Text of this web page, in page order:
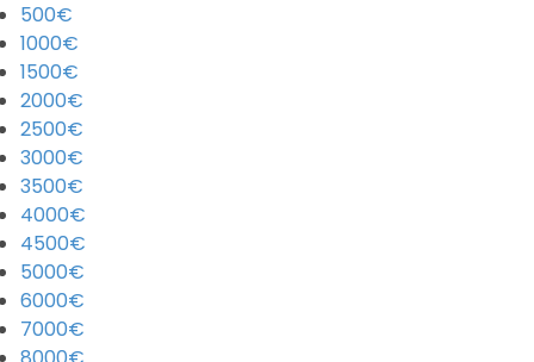
500€
1000€
1500€
2000€
2500€
3000€
3500€
4000€
4500€
5000€
6000€
7000€